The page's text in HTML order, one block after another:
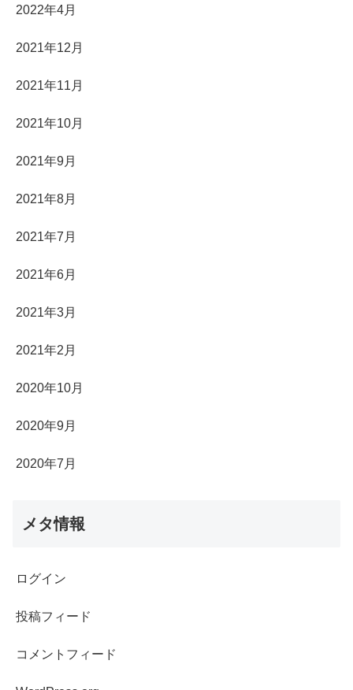
2022年4月
2021年12月
2021年11月
2021年10月
2021年9月
2021年8月
2021年7月
2021年6月
2021年3月
2021年2月
2020年10月
2020年9月
2020年7月
メタ情報
ログイン
投稿フィード
コメントフィード